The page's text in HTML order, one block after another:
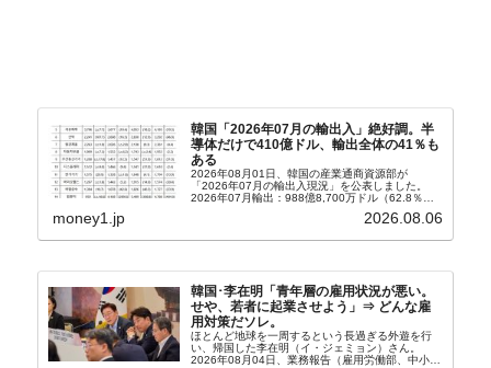
韓国「2026年07月の輸出入」絶好調。半
導体だけで410億ドル、輸出全体の41％も
ある
2026年08月01日、韓国の産業通商資源部が
「2026年07月の輸出入現況」を公表しました。
2026年07月輸出：988億8,700万ドル（62.8％）
money1.jp 2026.08.06
韓国･李在明「青年層の雇用状況が悪い。
せや、若者に起業させよう」⇒ どんな雇
用対策だソレ。
ほとんど地球を一周するという長過ぎる外遊を行
い、帰国した李在明（イ・ジェミョン）さん。
2026年08月04日、業務報告（雇用労働部、中小ベ